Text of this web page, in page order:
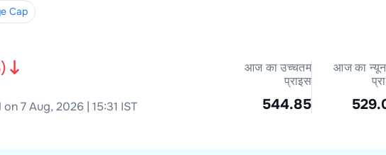
Cap
7 Aug, 2026 | 15:31 IST
आज का उच्चतम
प्राइस
544.85
आज का